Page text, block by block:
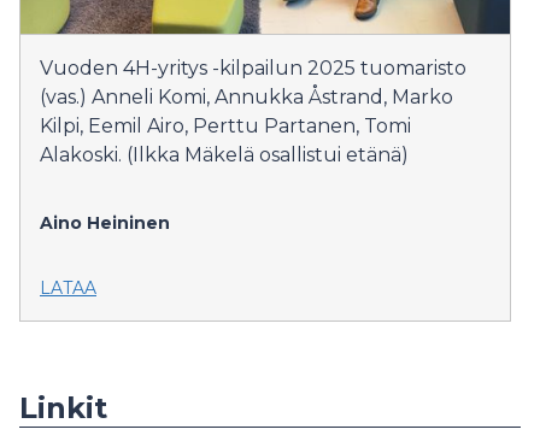
Vuoden 4H-yritys -kilpailun 2025 tuomaristo
(vas.) Anneli Komi, Annukka Åstrand, Marko
Kilpi, Eemil Airo, Perttu Partanen, Tomi
Alakoski. (Ilkka Mäkelä osallistui etänä)
Aino Heininen
LATAA
Linkit